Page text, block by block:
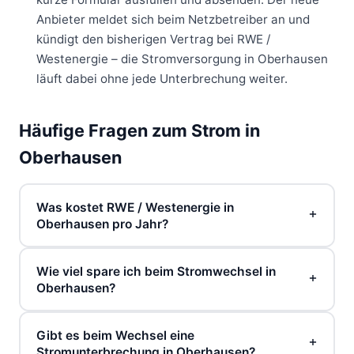
Anbieter meldet sich beim Netzbetreiber an und
kündigt den bisherigen Vertrag bei RWE /
Westenergie – die Stromversorgung in Oberhausen
läuft dabei ohne jede Unterbrechung weiter.
Häufige Fragen zum Strom in
Oberhausen
Was kostet RWE / Westenergie in
Oberhausen pro Jahr?
Sie beim Grundversorger RWE / Westenergie
aktuell rund 1.686 € pro Jahr – das sind 43,50 Cent
pro kWh zuzüglich 13,60 € Grundpreis monatlich.
Günstigere Tarife beginnen bereits ab 1.219 €
Wie viel spare ich beim Stromwechsel in
Oberhausen?
Westenergie können Sie in Oberhausen bis zu 467
Gibt es beim Wechsel eine